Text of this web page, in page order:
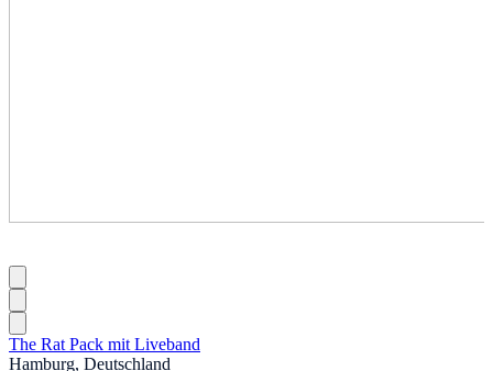
The Rat Pack mit Liveband
Hamburg, Deutschland